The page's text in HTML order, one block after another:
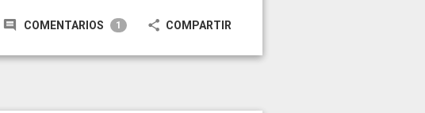
COMENTARIOS 1 COMPARTIR